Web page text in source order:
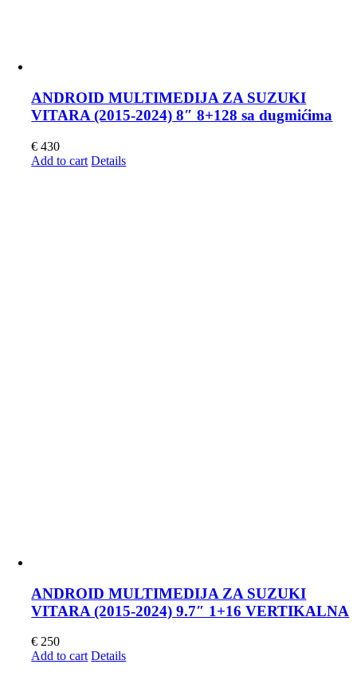
ANDROID MULTIMEDIJA ZA SUZUKI
VITARA (2015-2024) 8″ 8+128 sa dugmićima
€ 430
Add to cart Details
ANDROID MULTIMEDIJA ZA SUZUKI
VITARA (2015-2024) 9.7″ 1+16 VERTIKALNA
€ 250
Add to cart Details